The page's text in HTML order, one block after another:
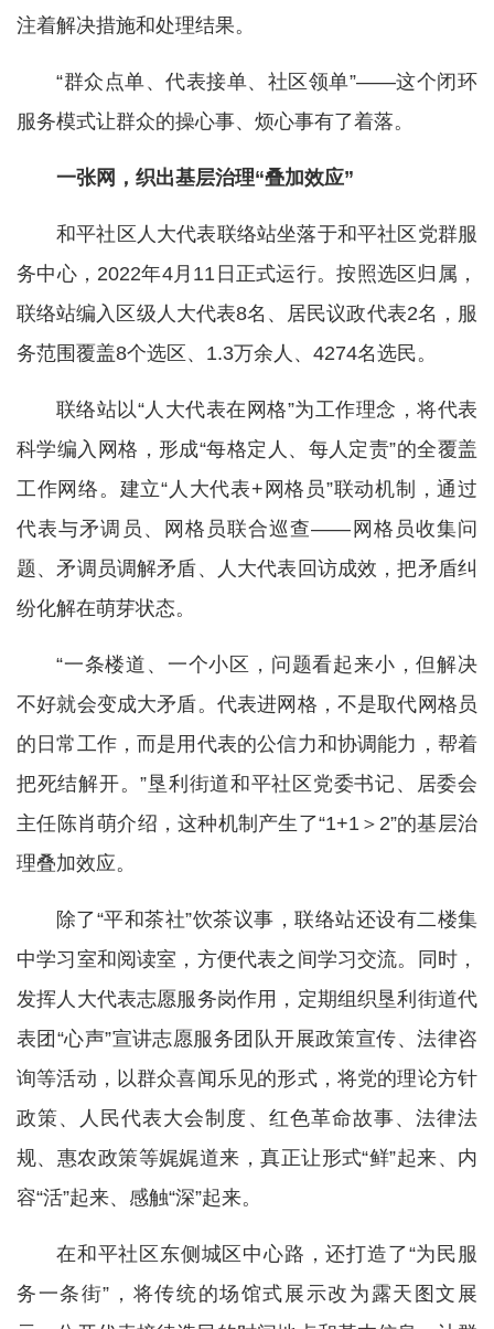
注着解决措施和处理结果。
“群众点单、代表接单、社区领单”——这个闭环
服务模式让群众的操心事、烦心事有了着落。
一张网，织出基层治理“叠加效应”
和平社区人大代表联络站坐落于和平社区党群服
务中心，2022年4月11日正式运行。按照选区归属，
联络站编入区级人大代表8名、居民议政代表2名，服
务范围覆盖8个选区、1.3万余人、4274名选民。
联络站以“人大代表在网格”为工作理念，将代表
科学编入网格，形成“每格定人、每人定责”的全覆盖
工作网络。建立“人大代表+网格员”联动机制，通过
代表与矛调员、网格员联合巡查——网格员收集问
题、矛调员调解矛盾、人大代表回访成效，把矛盾纠
纷化解在萌芽状态。
“一条楼道、一个小区，问题看起来小，但解决
不好就会变成大矛盾。代表进网格，不是取代网格员
的日常工作，而是用代表的公信力和协调能力，帮着
把死结解开。”垦利街道和平社区党委书记、居委会
主任陈肖萌介绍，这种机制产生了“1+1＞2”的基层治
理叠加效应。
除了“平和茶社”饮茶议事，联络站还设有二楼集
中学习室和阅读室，方便代表之间学习交流。同时，
发挥人大代表志愿服务岗作用，定期组织垦利街道代
表团“心声”宣讲志愿服务团队开展政策宣传、法律咨
询等活动，以群众喜闻乐见的形式，将党的理论方针
政策、人民代表大会制度、红色革命故事、法律法
规、惠农政策等娓娓道来，真正让形式“鲜”起来、内
容“活”起来、感触“深”起来。
在和平社区东侧城区中心路，还打造了“为民服
务一条街”，将传统的场馆式展示改为露天图文展